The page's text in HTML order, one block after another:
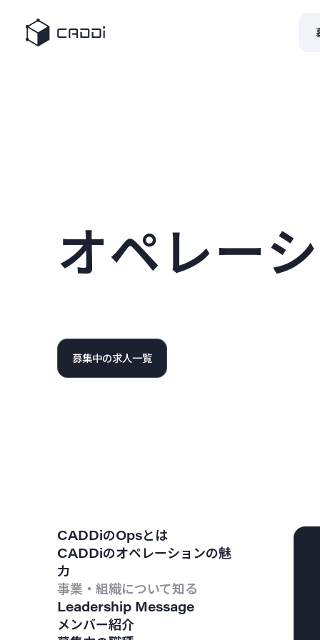
オペレー
募集中の求人一覧
CADDiのOpsとは
CADDiのオペレーションの魅
力
事業・組織について知る
Leadership Message
メンバー紹介